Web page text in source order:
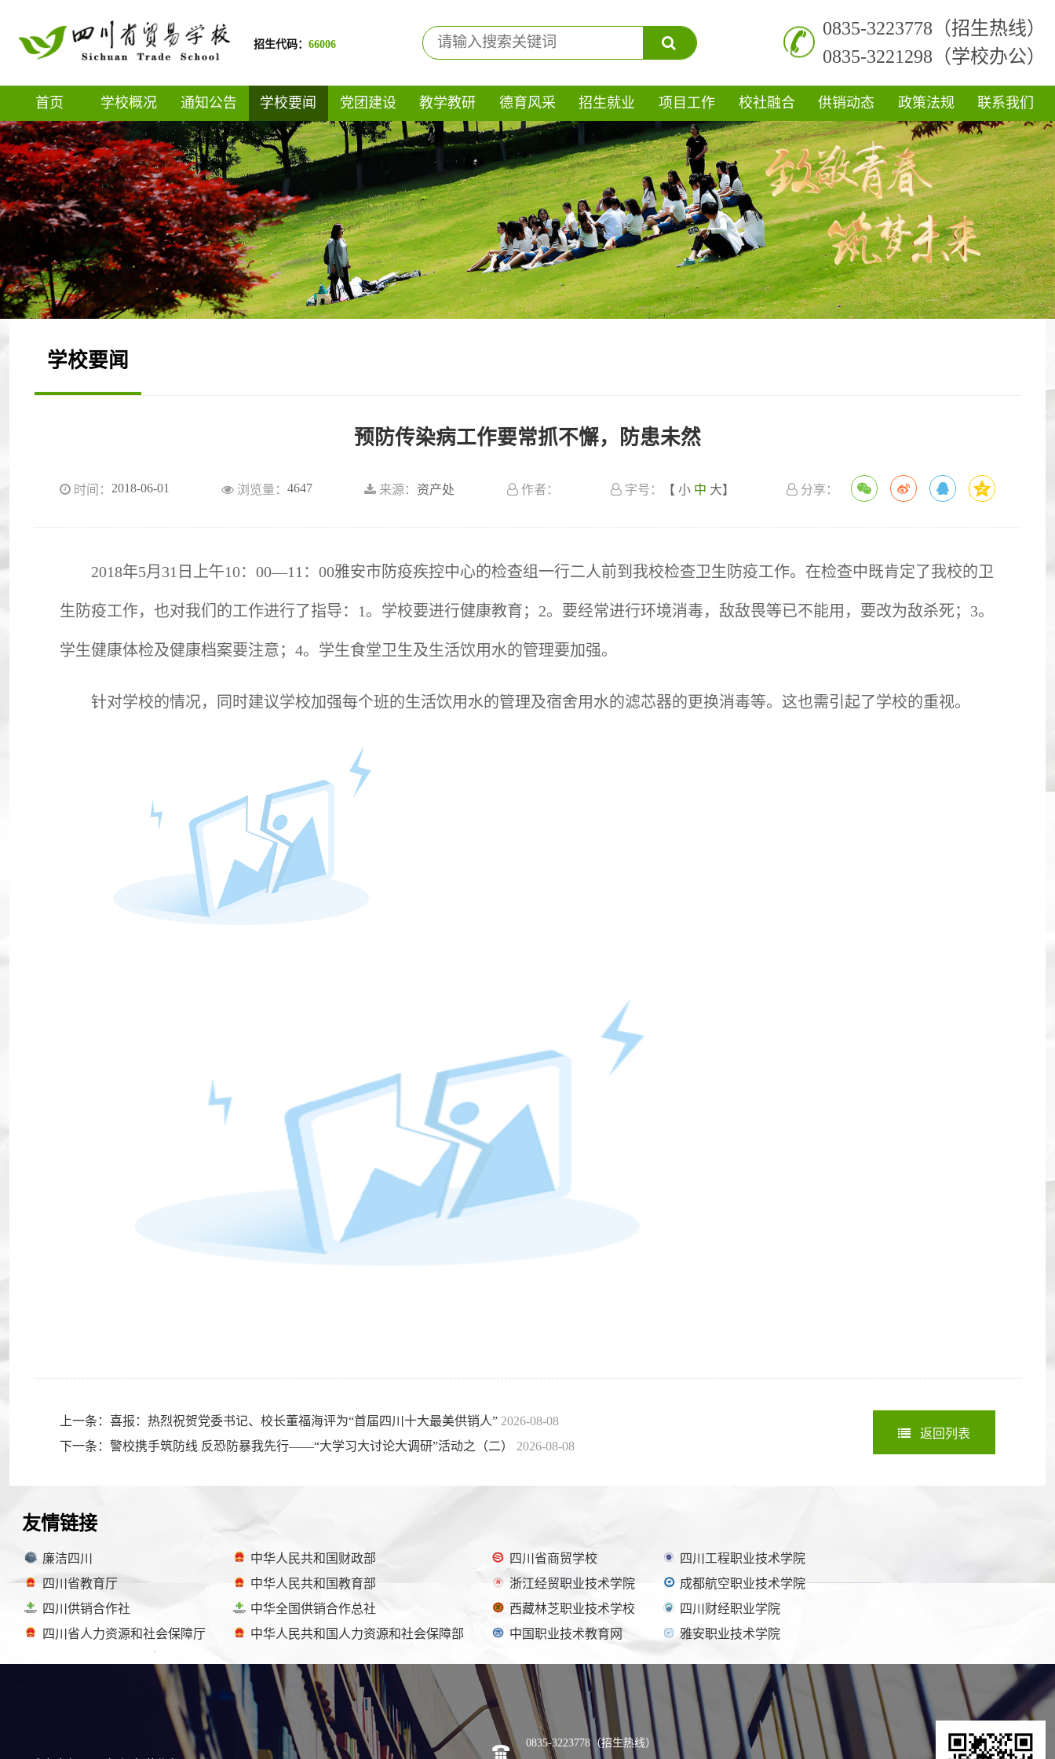
招生代码：66006
0835-3223778（招生热线）
0835-3221298（学校办公）
首页 学校概况 通知公告 学校要闻 党团建设 教学教研 德育风采 招生就业 项目工作 校社融合 供销动态 政策法规 联系我们
学校要闻
预防传染病工作要常抓不懈，防患未然
时间： 2018-06-01 浏览量：4647 来源： 资产处 作者： 字号： 【 小 中 大】 分享：
2018年5月31日上午10：00—11：00雅安市防疫疾控中心的检查组一行二人前到我校检查卫生防疫工作。在检查中既肯定了我校的卫
生防疫工作，也对我们的工作进行了指导：1。学校要进行健康教育；2。要经常进行环境消毒，敌敌畏等已不能用，要改为敌杀死；3。
学生健康体检及健康档案要注意；4。学生食堂卫生及生活饮用水的管理要加强。
针对学校的情况，同时建议学校加强每个班的生活饮用水的管理及宿舍用水的滤芯器的更换消毒等。这也需引起了学校的重视。
上一条：喜报：热烈祝贺党委书记、校长董福海评为“首届四川十大最美供销人” 2026-08-08
下一条：警校携手筑防线 反恐防暴我先行——“大学习大讨论大调研”活动之（二） 2026-08-08
返回列表
友情链接
廉洁四川
四川省教育厅
四川供销合作社
四川省人力资源和社会保障厅
中华人民共和国财政部
中华人民共和国教育部
中华全国供销合作总社
中华人民共和国人力资源和社会保障部
四川省商贸学校
浙江经贸职业技术学院
西藏林芝职业技术学校
中国职业技术教育网
四川工程职业技术学院
成都航空职业技术学院
四川财经职业学院
雅安职业技术学院
0835-3223778（招生热线）